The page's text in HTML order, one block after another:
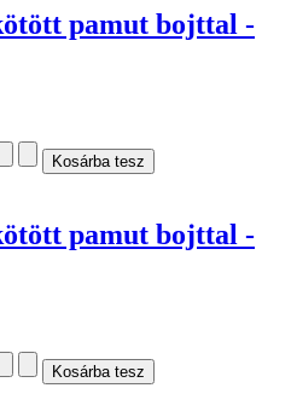
pamut bojttal -
pamut bojttal -